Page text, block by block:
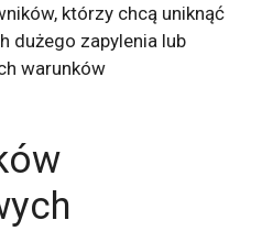
którzy chcą uniknąć
dużego zapylenia lub
warunków